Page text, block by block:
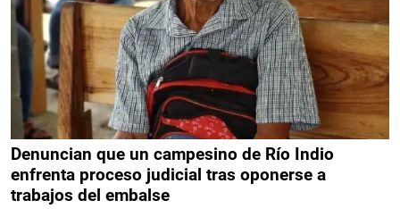
Denuncian que un campesino de Río Indio
enfrenta proceso judicial tras oponerse a
trabajos del embalse